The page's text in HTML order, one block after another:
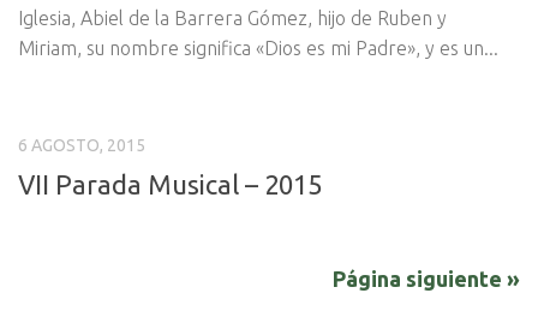
Iglesia, Abiel de la Barrera Gómez, hijo de Ruben y
Miriam, su nombre significa «Dios es mi Padre», y es un...
6 AGOSTO, 2015
VII Parada Musical – 2015
Página siguiente »